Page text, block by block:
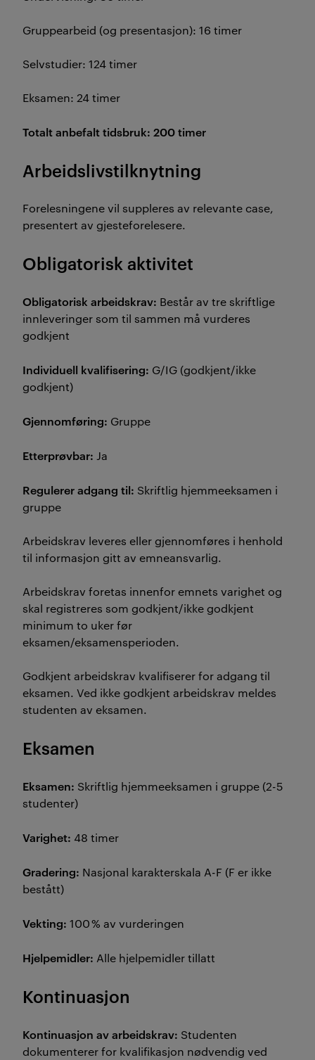
Gruppearbeid (og presentasjon): 16 timer
Selvstudier: 124 timer
Eksamen: 24 timer
Totalt anbefalt tidsbruk: 200 timer
Arbeidslivstilknytning
Forelesningene vil suppleres av relevante case,
presentert av gjesteforelesere.
Obligatorisk aktivitet
Obligatorisk arbeidskrav: Består av tre skriftlige
innleveringer som til sammen må vurderes
godkjent
Individuell kvalifisering: G/IG (godkjent/ikke
godkjent)
Gjennomføring: Gruppe
Etterprøvbar: Ja
Regulerer adgang til: Skriftlig hjemmeeksamen i
gruppe
Arbeidskrav leveres eller gjennomføres i henhold
til informasjon gitt av emneansvarlig.
Arbeidskrav foretas innenfor emnets varighet og
skal registreres som godkjent/ikke godkjent
minimum to uker før
eksamen/eksamensperioden.
Godkjent arbeidskrav kvalifiserer for adgang til
eksamen. Ved ikke godkjent arbeidskrav meldes
studenten av eksamen.
Eksamen
Eksamen: Skriftlig hjemmeeksamen i gruppe (2-5
studenter)
Varighet: 48 timer
Gradering: Nasjonal karakterskala A-F (F er ikke
bestått)
Vekting: 100 % av vurderingen
Hjelpemidler: Alle hjelpemidler tillatt
Kontinuasjon
Kontinuasjon av arbeidskrav: Studenten
dokumenterer for kvalifikasjon nødvendig ved